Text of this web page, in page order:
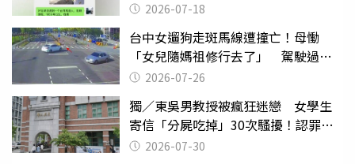
2026-07-18
台中女遛狗走斑馬線遭撞亡！母慟
「女兒隨媽祖修行去了」 駕駛過失
致死判9月
2026-07-26
獨／東吳男教授被瘋狂迷戀 女學生
寄信「分屍吃掉」30次騷擾！認罪免
關 2026-07-30